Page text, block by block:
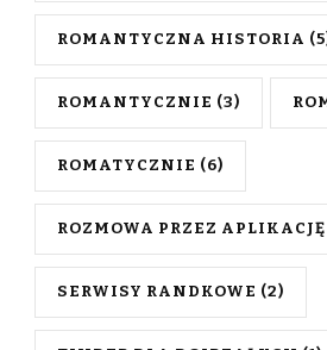
ROMANTYCZNA HISTORIA
ROMANTYCZNIE (3)
ROMATYCZNIE (6)
ROZMOWA PRZEZ APLIKACJĘ
SERWISY RANDKOWE (2)